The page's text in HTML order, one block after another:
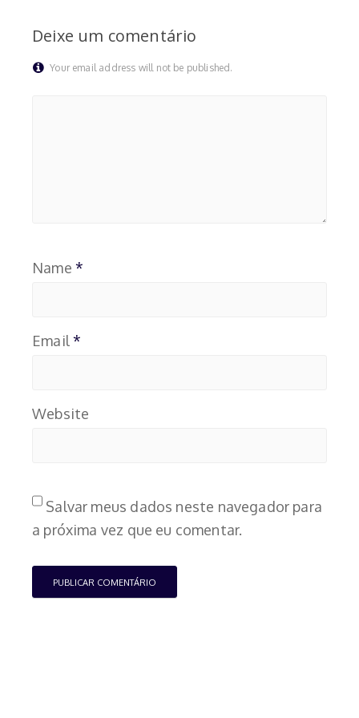
Deixe um comentário
Your email address will not be published.
Name *
Email*
Website
Salvar meus dados neste navegador para
a próxima vez que eu comentar.